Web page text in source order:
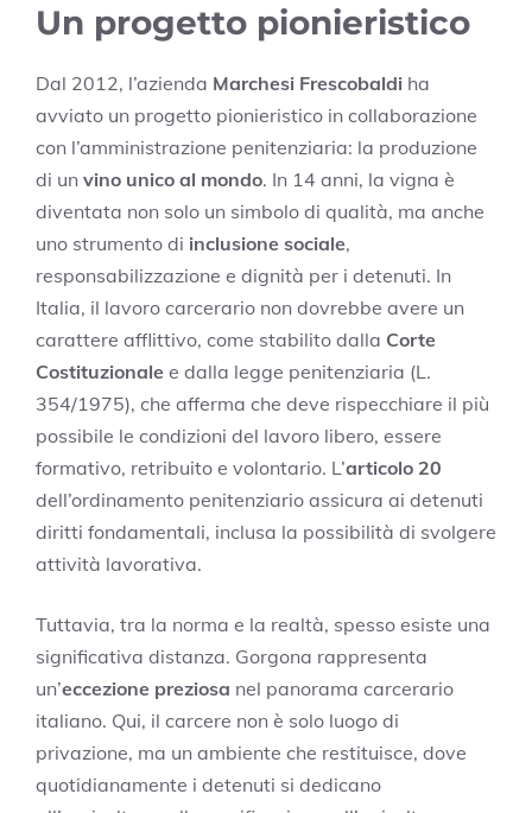
Un progetto pionieristico
Dal 2012, l’azienda Marchesi Frescobaldi ha
avviato un progetto pionieristico in collaborazione
con l’amministrazione penitenziaria: la produzione
di un vino unico al mondo. In 14 anni, la vigna è
diventata non solo un simbolo di qualità, ma anche
uno strumento di inclusione sociale,
responsabilizzazione e dignità per i detenuti. In
Italia, il lavoro carcerario non dovrebbe avere un
carattere afflittivo, come stabilito dalla Corte
Costituzionale e dalla legge penitenziaria (L.
354/1975), che afferma che deve rispecchiare il più
possibile le condizioni del lavoro libero, essere
formativo, retribuito e volontario. L’articolo 20
dell’ordinamento penitenziario assicura ai detenuti
diritti fondamentali, inclusa la possibilità di svolgere
attività lavorativa.
Tuttavia, tra la norma e la realtà, spesso esiste una
significativa distanza. Gorgona rappresenta
un’eccezione preziosa nel panorama carcerario
italiano. Qui, il carcere non è solo luogo di
privazione, ma un ambiente che restituisce, dove
quotidianamente i detenuti si dedicano